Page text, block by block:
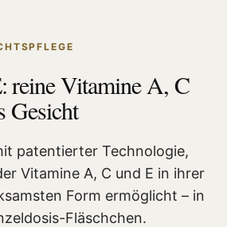
reine Vitamine A, C
Gesicht
patentierter Technologie,
Vitamine A, C und E in ihrer
Form ermöglicht – in
Fläschchen.